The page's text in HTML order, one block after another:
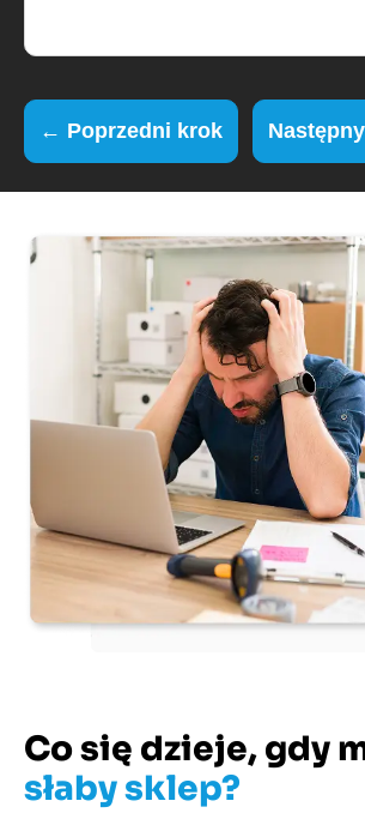
← Poprzedni krok
Co się dzieje, gdy
słaby sklep?